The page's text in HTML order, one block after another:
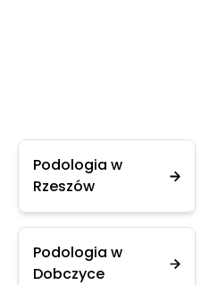
Podologia w
Rzeszów
Podologia w
Dobczyce